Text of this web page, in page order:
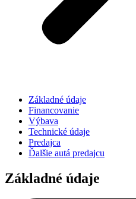
Základné údaje
Financovanie
Výbava
Technické údaje
Predajca
Ďalšie autá predajcu
Základné údaje